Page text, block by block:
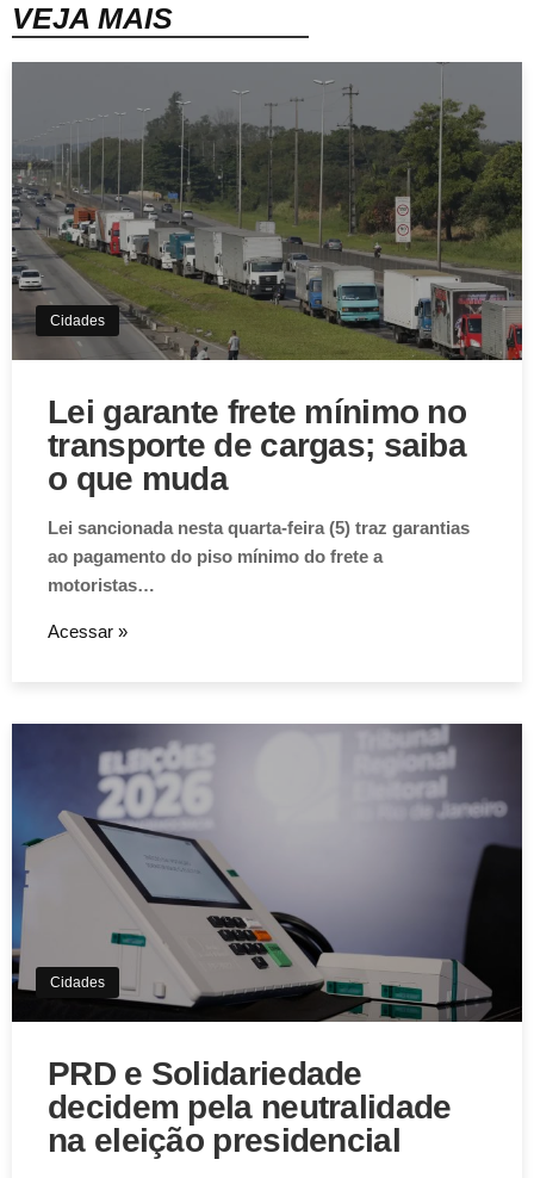
VEJA MAIS
Cidades
Lei garante frete mínimo no
transporte de cargas; saiba
o que muda
Lei sancionada nesta quarta-feira (5) traz garantias
ao pagamento do piso mínimo do frete a
motoristas…
Acessar »
Cidades
PRD e Solidariedade
decidem pela neutralidade
na eleição presidencial